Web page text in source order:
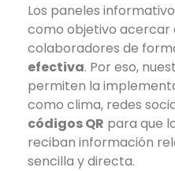
Los paneles
como objetivo acercar
colaboradores de
efectiva. Por eso,
permiten la
como clima, redes
códigos QR para que
reciban información
sencilla y directa.